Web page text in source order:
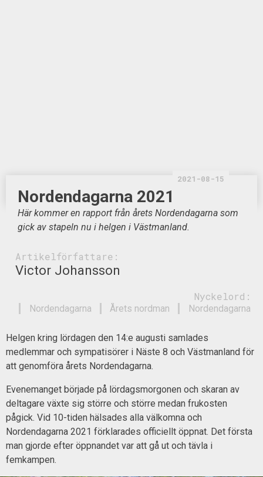
2021-08-15
Nordendagarna 2021
Här kommer en rapport från årets Nordendagarna som
gick av stapeln nu i helgen i Västmanland.
Artikelförfattare:
Victor Johansson
Nyckelord:
Nordendagarna
Årets nordman
Nordendagarna
Helgen kring lördagen den 14:e augusti samlades
medlemmar och sympatisörer i Näste 8 och Västmanland för
att genomföra årets Nordendagarna.
Evenemanget började på lördagsmorgonen och skaran av
deltagare växte sig större och större medan frukosten
pågick. Vid 10-tiden hälsades alla välkomna och
Nordendagarna 2021 förklarades officiellt öppnat. Det första
man gjorde efter öppnandet var att gå ut och tävla i
femkampen.